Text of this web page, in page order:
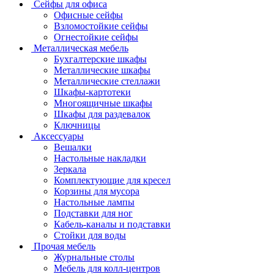
Сейфы для офиса
Офисные сейфы
Взломостойкие сейфы
Огнестойкие сейфы
Металлическая мебель
Бухгалтерские шкафы
Металлические шкафы
Металлические стеллажи
Шкафы-картотеки
Многоящичные шкафы
Шкафы для раздевалок
Ключницы
Аксессуары
Вешалки
Настольные накладки
Зеркала
Комплектующие для кресел
Корзины для мусора
Настольные лампы
Подставки для ног
Кабель-каналы и подставки
Стойки для воды
Прочая мебель
Журнальные столы
Мебель для колл-центров